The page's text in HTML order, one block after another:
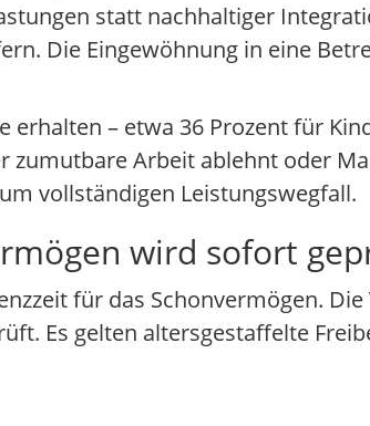
statt nachhaltiger
Die Eingewöhnung in eine
– etwa 36 Prozent für
Arbeit ablehnt oder
vollständigen Leistungswegfall.
wird sofort
für das Schonvermögen.
Es gelten altersgestaffelte